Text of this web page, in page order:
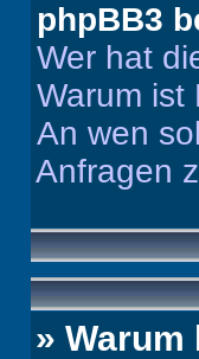
phpBB3
Wer hat
Warum ist
An wen
Anfragen
»